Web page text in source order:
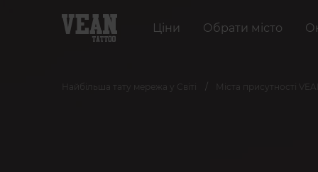
Ціни Обрати місто
Найбільша тату мережа у Світі Міста присутності